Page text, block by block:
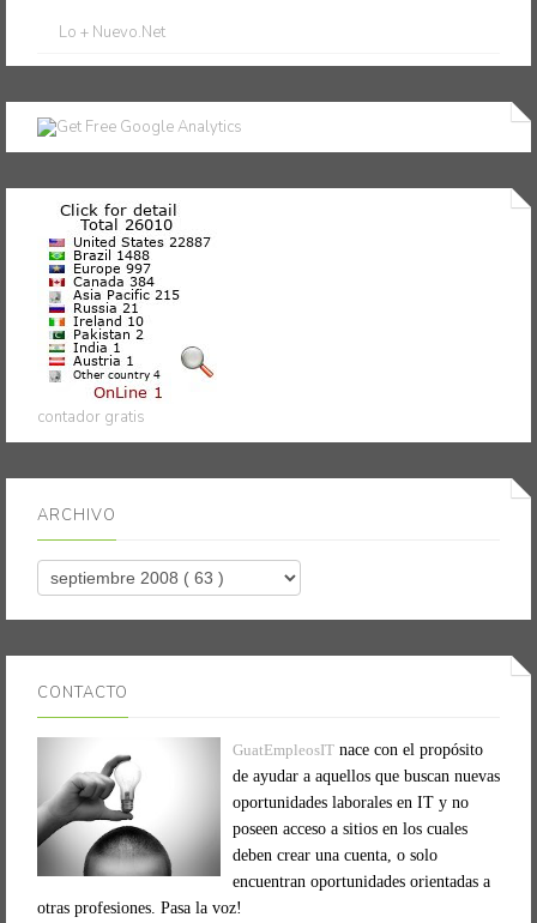
Lo + Nuevo.Net
contador gratis
ARCHIVO
CONTACTO
GuatEmpleosIT nace con el propósito
de ayudar a aquellos que buscan nuevas
oportunidades laborales en IT y no
poseen acceso a sitios en los cuales
deben crear una cuenta, o solo
encuentran oportunidades orientadas a
otras profesiones. Pasa la voz!